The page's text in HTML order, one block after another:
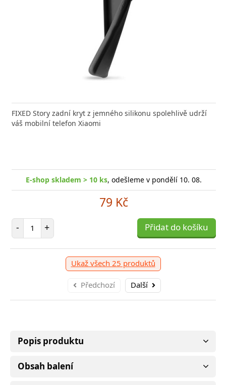
FIXED Story zadní kryt z jemného silikonu spolehlivě udrží
váš mobilní telefon Xiaomi
E-shop skladem > 10 ks, odešleme v pondělí 10. 08.
79 Kč
- Počet položek
+ Přidat do košíku
Ukaž všech 25 produktů
Předchozí Další
Popis produktu
Obsah balení